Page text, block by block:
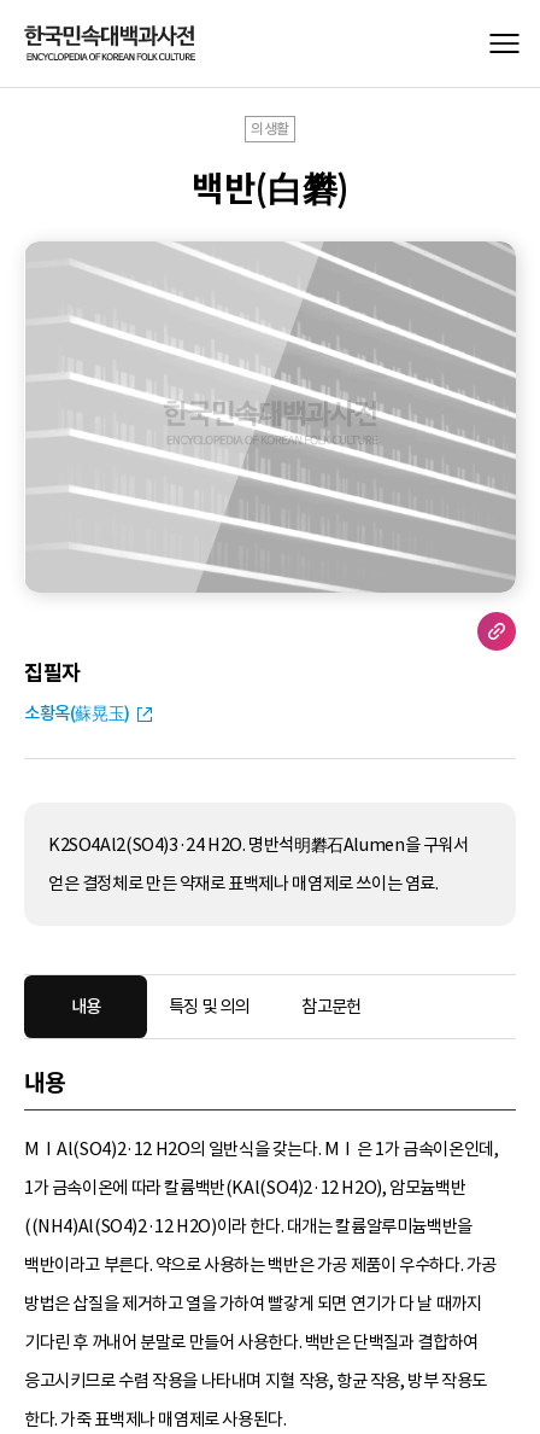
의생활
백반(白礬)
집필자
소황옥(蘇晃玉)
K2SO4Al2(SO4)3·24 H2O. 명반석明礬石Alumen을 구워서
얻은 결정체로 만든 약재로 표백제나 매염제로 쓰이는 염료.
내용 특징 및 의의 참고문헌
내용
MⅠAl(SO4)2·12 H2O의 일반식을 갖는다. MⅠ은 1가 금속이온인데,
1가 금속이온에 따라 칼륨백반(KAl(SO4)2·12 H2O), 암모늄백반
((NH4)Al(SO4)2·12 H2O)이라 한다. 대개는 칼륨알루미늄백반을
백반이라고 부른다. 약으로 사용하는 백반은 가공 제품이 우수하다. 가공
방법은 삽질을 제거하고 열을 가하여 빨갛게 되면 연기가 다 날 때까지
기다린 후 꺼내어 분말로 만들어 사용한다. 백반은 단백질과 결합하여
응고시키므로 수렴 작용을 나타내며 지혈 작용, 항균 작용, 방부 작용도
한다. 가죽 표백제나 매염제로 사용된다.